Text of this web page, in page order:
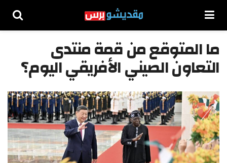
ما المتوقع من قمة منتدى
التعاون الصيني الأفريقي اليوم؟